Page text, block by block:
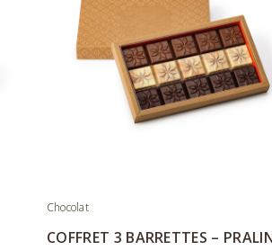
Chocolat
COFFRET 3 BARRETTES –